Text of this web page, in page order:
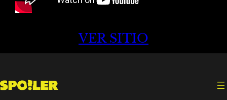
VER SITIO